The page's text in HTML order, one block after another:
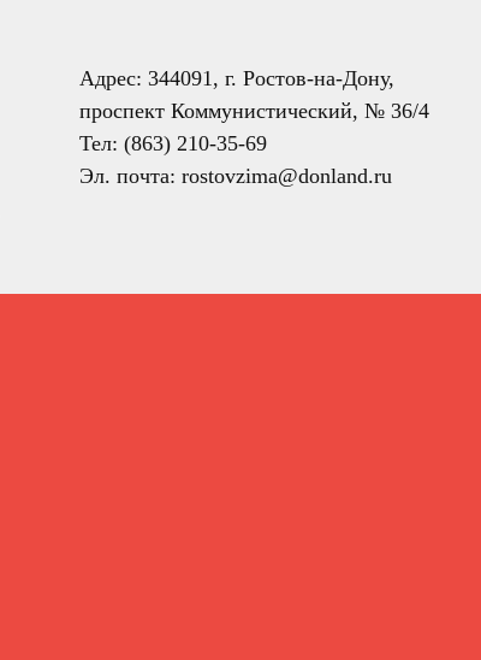
Адрес: 344091, г. Ростов-на-Дону,
проспект Коммунистический, № 36/4
Тел: (863) 210-35-69
Эл. почта: rostovzima@donland.ru